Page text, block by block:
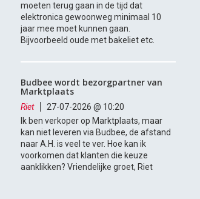
moeten terug gaan in de tijd dat
elektronica gewoonweg minimaal 10
jaar mee moet kunnen gaan.
Bijvoorbeeld oude met bakeliet etc.
Budbee wordt bezorgpartner van
Marktplaats
Riet
27-07-2026 @ 10:20
Ik ben verkoper op Marktplaats, maar
kan niet leveren via Budbee, de afstand
naar A.H. is veel te ver. Hoe kan ik
voorkomen dat klanten die keuze
aanklikken? Vriendelijke groet, Riet